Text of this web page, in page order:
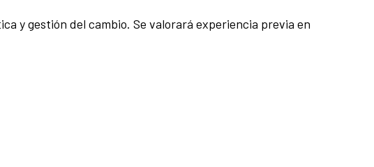
y gestión del cambio. Se valorará experiencia previa en